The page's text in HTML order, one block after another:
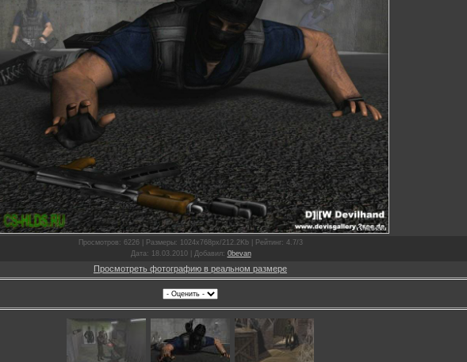
Просмотров : 6226 | Размеры: 1024x768px/212.2Kb | Рейтинг: 4.7/3
Дата : 18.03.2010 | Добавил: 0bevan
Просмотреть фотографию в реальном размере